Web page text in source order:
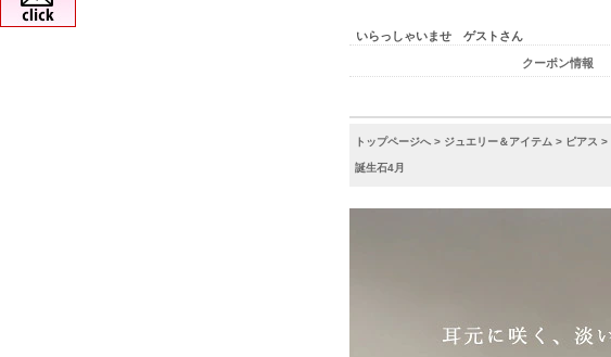
いらっしゃいませ ゲストさん
クーポン情報
トップページへ > ジュエリー＆アイテム > ピアス >
誕生石4月